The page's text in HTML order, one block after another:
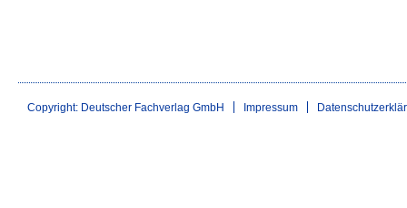
Copyright: Deutscher Fachverlag GmbH Impressum